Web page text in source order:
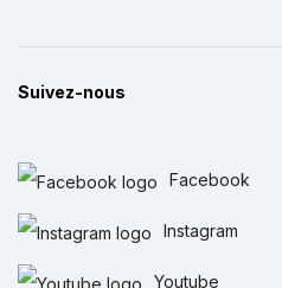
Suivez-nous
Facebook
Instagram
Youtube